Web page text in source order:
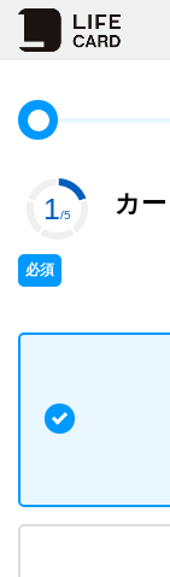
1/5 カ
必須